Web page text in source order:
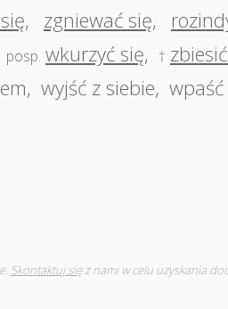
, zgniewać się,
posp. wkurzyć się, †
, wyjść z siebie, wpaść
Skontaktuj sięz nami w celu uzyskania